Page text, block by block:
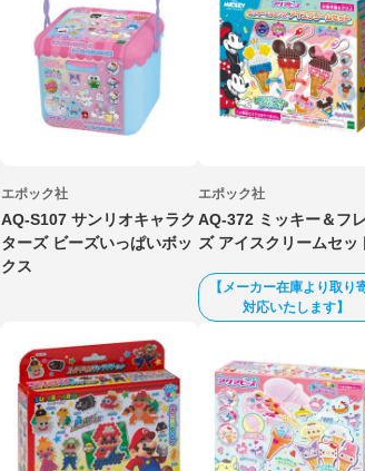
エポック社
AQ-S107 サンリオキャラク
ターズ ビーズいっぱいボッ
クス
エポック社
AQ-372 ミッキー＆フ
ズ アイスクリームセッ
【メーカー在庫より取り
対応いたします】